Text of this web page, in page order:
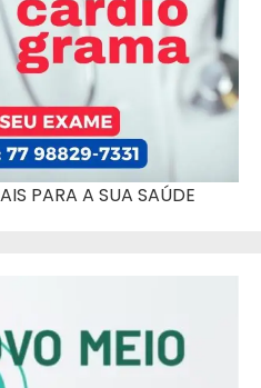
PARA A SUA SAÚDE